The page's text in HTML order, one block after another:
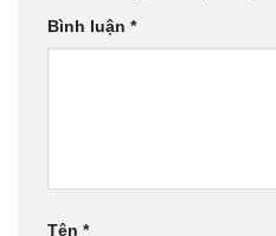
Bình luận *
Tên *